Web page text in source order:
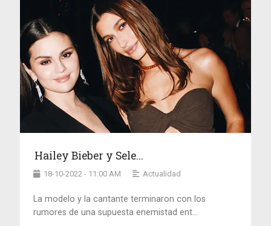
Hailey Bieber y Sele...
18-10-2022 - 11:00 AM Actualidad
La modelo y la cantante terminaron con los
rumores de una supuesta enemistad ent...